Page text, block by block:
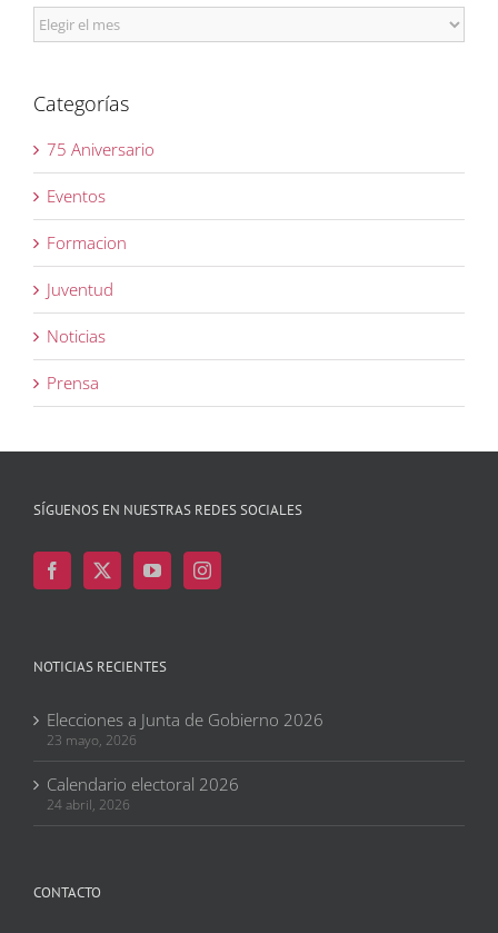
Archivos
Categorías
75 Aniversario
Eventos
Formacion
Juventud
Noticias
Prensa
SÍGUENOS EN NUESTRAS REDES SOCIALES
NOTICIAS RECIENTES
Elecciones a Junta de Gobierno 2026
23 mayo, 2026
Calendario electoral 2026
24 abril, 2026
CONTACTO